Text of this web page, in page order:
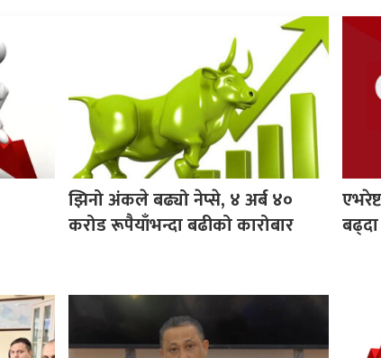
झिनो अंकले बढ्यो नेप्से, ४ अर्ब ४०
करोड रूपैयाँभन्दा बढीको कारोबार